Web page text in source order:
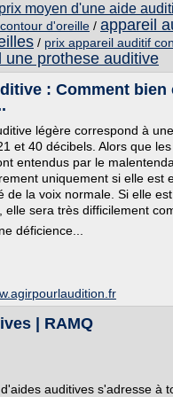
prix moyen d'une aide
d'oreille / appareil
/ prix appareil auditif
une prothese auditive
: Comment
légère correspond à
et 40 décibels. Alors que
entendus par le
uniquement si elle est
de la voix normale. Si elle
elle sera très difficilement
déficience...
| RAMQ
auditives s'adresse à